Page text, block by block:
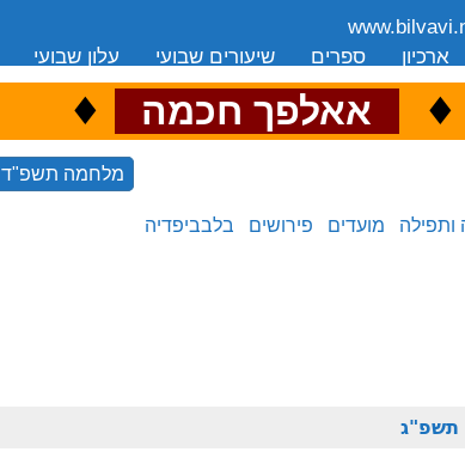
עלון שבועי שיעורים שבועי ספרים ארכיון
♦ אאלפך חכמה ♦
מלחמה תשפ"ד
ותפילה מועדים פירושים בלבביפדיה
תשפ"ג